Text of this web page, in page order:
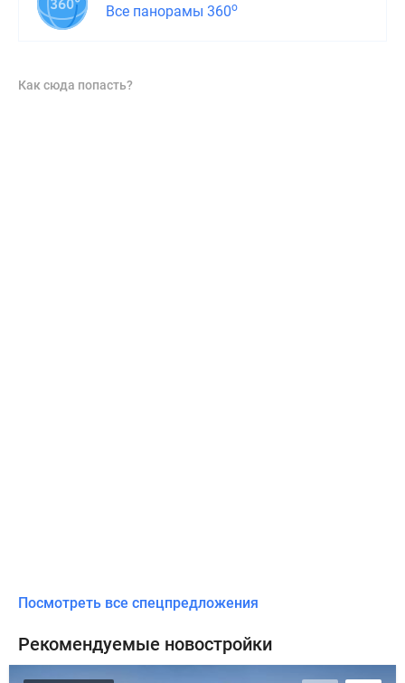
Все панорамы 360о
Как сюда попасть?
Посмотреть все спецпредложения
Рекомендуемые новостройки